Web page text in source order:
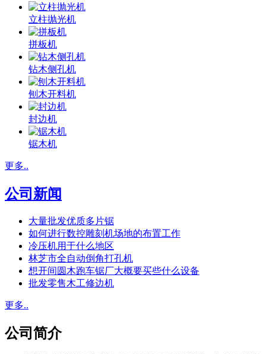
立柱抛光机
拼板机
钻木侧孔机
刨木开料机
封边机
锯木机
更多..
公司新闻
大量批发优质多片锯
如何进行数控雕刻机场地的布置工作
冷压机用于什么地区
林芝市全自动倒角打孔机
想开间圆木跑车锯厂大概要买些什么设备
批发零售木工修边机
更多..
公司简介